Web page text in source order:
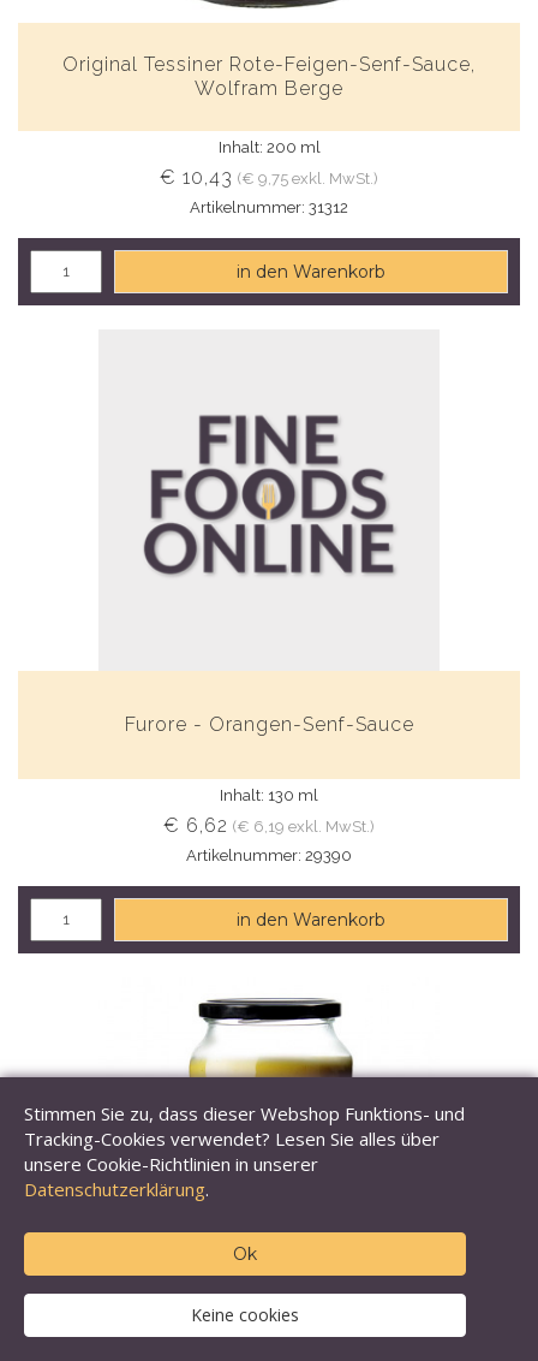
Original Tessiner Rote-Feigen-Senf-Sauce,
Wolfram Berge
Inhalt: 200 ml
€ 10,43 (€ 9,75 exkl. MwSt.)
Artikelnummer: 31312
in den Warenkorb
Furore - Orangen-Senf-Sauce
Inhalt: 130 ml
€ 6,62 (€ 6,19 exkl. MwSt.)
Artikelnummer: 29390
in den Warenkorb
Stimmen Sie zu, dass dieser Webshop Funktions- und
Tracking-Cookies verwendet? Lesen Sie alles über
unsere Cookie-Richtlinien in unserer
Datenschutzerklärung.
Ok
Keine cookies